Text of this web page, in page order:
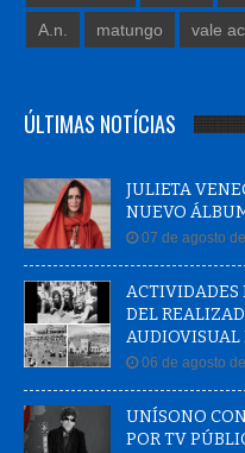
A.n. matungo vale
ÚLTIMAS NOTÍCIAS
JULIETA
NUEVO
07 de agosto
ACTIVIDADES
DEL
AUDIOVISUAL
06 de agosto
UNÍSONO
POR TV